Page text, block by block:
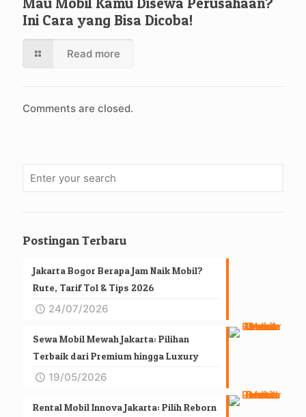
Ini Cara yang Bisa Dicoba!
Read more
Comments are closed.
Postingan Terbaru
Jakarta Bogor Berapa Jam Naik Mobil?
Rute, Tarif Tol & Tips 2026
24/07/2026
Sewa Mobil Mewah Jakarta: Pilihan
Terbaik dari Premium hingga Luxury
19/05/2026
Rental Mobil Innova Jakarta: Pilih Reborn